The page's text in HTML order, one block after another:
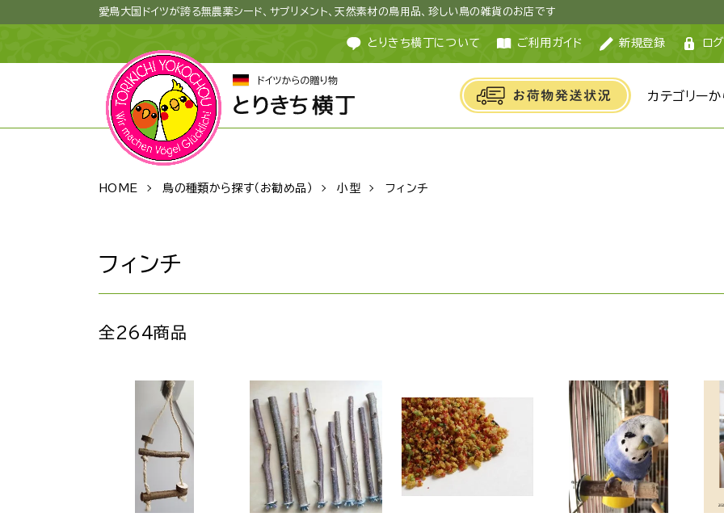
愛鳥大国ドイツが誇る無農薬シード、サプリメント、天然素材の鳥用品、珍しい鳥の雑貨のお店です
とりきち横丁について ご利用ガイド 新規登録 ロ
カテゴリー
HOME 鳥の種類から探す（お勧め品） 小型 フィンチ
フィンチ
全264商品